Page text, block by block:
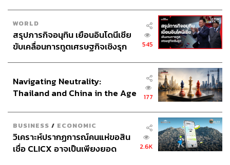
WORLD
สรุปภารกิจอนุทิน เยือนอินโดนีเซีย
ขับเคลื่อนการทูตเศรษฐกิจเชิงรุก
545
Navigating Neutrality:
Thailand and China in the Age
177
BUSINESS / ECONOMIC
วิเคราะห์ปรากฏการณ์คนแห่ขอสิน
เชื่อ CLICX อาจเป็นเพียงยอด
2.6K